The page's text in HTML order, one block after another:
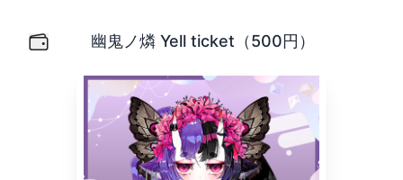
幽鬼ノ燐 Yell ticket（500円）